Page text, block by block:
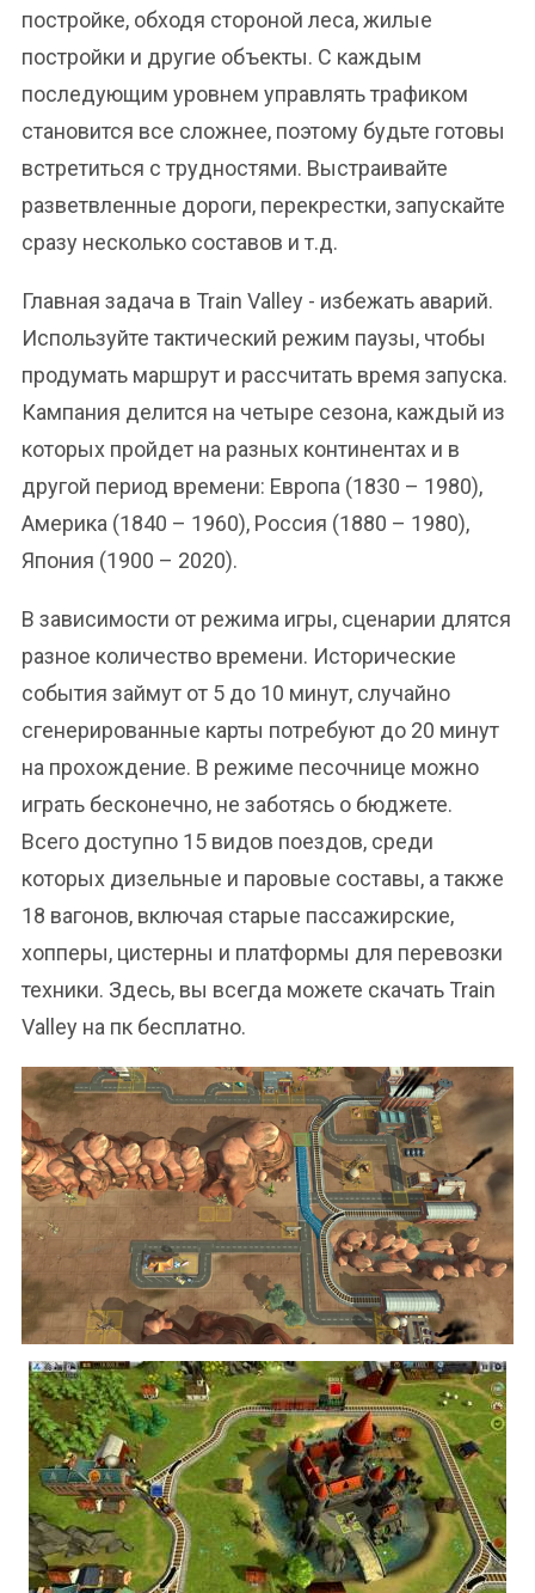
постройке, обходя стороной леса, жилые
постройки и другие объекты. С каждым
последующим уровнем управлять трафиком
становится все сложнее, поэтому будьте готовы
встретиться с трудностями. Выстраивайте
разветвленные дороги, перекрестки, запускайте
сразу несколько составов и т.д.
Главная задача в Train Valley - избежать аварий.
Используйте тактический режим паузы, чтобы
продумать маршрут и рассчитать время запуска.
Кампания делится на четыре сезона, каждый из
которых пройдет на разных континентах и в
другой период времени: Европа (1830 – 1980),
Америка (1840 – 1960), Россия (1880 – 1980),
Япония (1900 – 2020).
В зависимости от режима игры, сценарии длятся
разное количество времени. Исторические
события займут от 5 до 10 минут, случайно
сгенерированные карты потребуют до 20 минут
на прохождение. В режиме песочнице можно
играть бесконечно, не заботясь о бюджете.
Всего доступно 15 видов поездов, среди
которых дизельные и паровые составы, а также
18 вагонов, включая старые пассажирские,
хопперы, цистерны и платформы для перевозки
техники. Здесь, вы всегда можете скачать Train
Valley на пк бесплатно.